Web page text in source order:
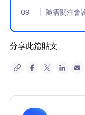
09
隨需關注會
- Jumplink to 隨需關
分享此篇貼文